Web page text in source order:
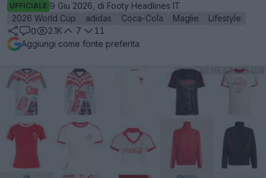
UFFICIALE 9 Giu 2026, di Footy Headlines IT
2026 World Cup
adidas Coca-Cola Maglie
Lifestyle
0
2.1K 7
11
Aggiungi come fonte preferita